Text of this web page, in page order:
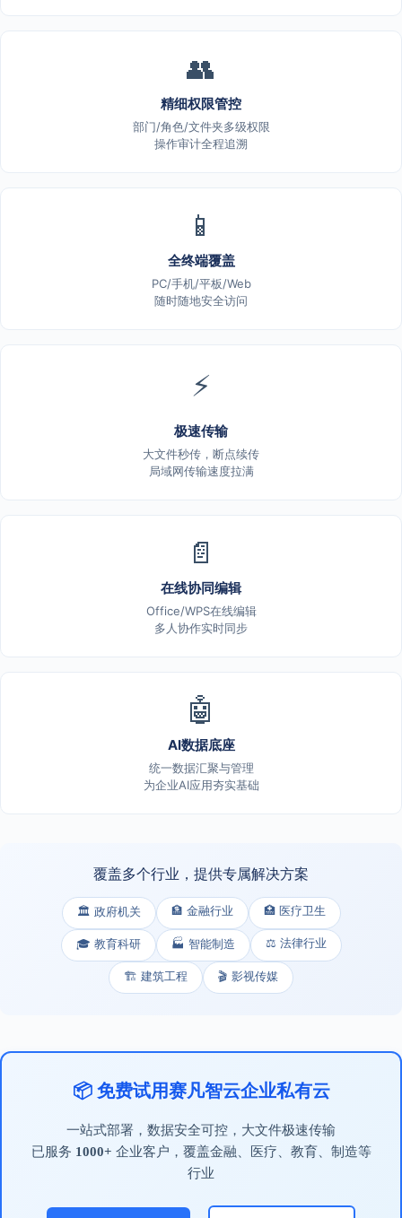
👥
精细权限管控
部门/角色/文件夹多级权限
操作审计全程追溯
📱
全终端覆盖
PC/手机/平板/Web
随时随地安全访问
⚡
极速传输
大文件秒传，断点续传
局域网传输速度拉满
📄
在线协同编辑
Office/WPS在线编辑
多人协作实时同步
🤖
AI数据底座
统一数据汇聚与管理
为企业AI应用夯实基础
覆盖多个行业，提供专属解决方案
🏛️ 政府机关 🏦 金融行业 🏥 医疗卫生
🎓 教育科研 🏭 智能制造 ⚖️ 法律行业
🏗️ 建筑工程 🎬 影视传媒
📦 免费试用赛凡智云企业私有云
一站式部署，数据安全可控，大文件极速传输
已服务 1000+ 企业客户，覆盖金融、医疗、教育、制造等
行业